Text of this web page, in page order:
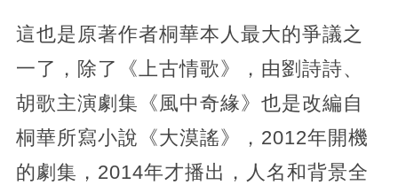
這也是原著作者桐華本人最大的爭議之
一了，除了《上古情歌》，由劉詩詩、
胡歌主演劇集《風中奇緣》也是改編自
桐華所寫小說《大漠謠》，2012年開機
的劇集，2014年才播出，人名和背景全